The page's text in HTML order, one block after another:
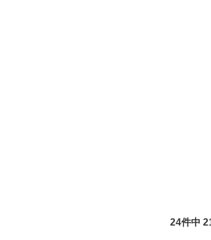
24件中